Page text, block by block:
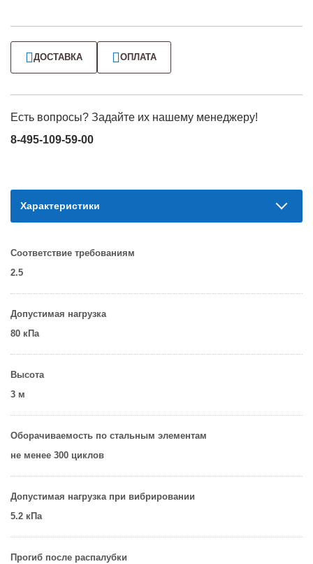
ДОСТАВКА ОПЛАТА
Есть вопросы? Задайте их нашему менеджеру!
8-495-109-59-00
Характеристики
Соответствие требованиям
2.5
Допустимая нагрузка
80 кПа
Высота
3 м
Оборачиваемость по стальным элементам
не менее 300 циклов
Допустимая нагрузка при вибрировании
5.2 кПа
Прогиб после распалубки